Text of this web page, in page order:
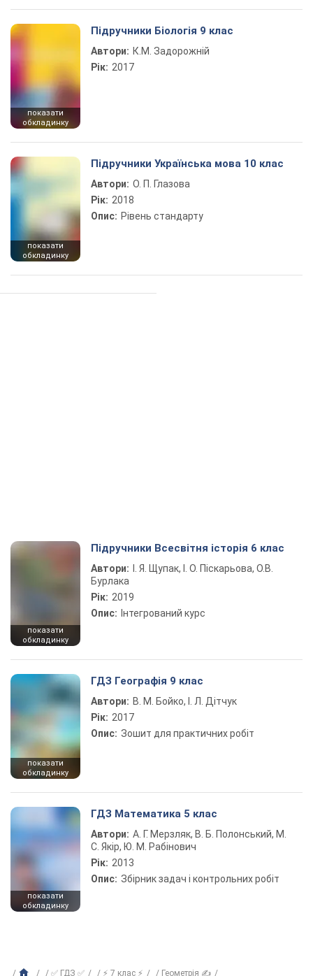
показати
обкладинку
Підручники Біологія 9 клас
Автори: К.М. Задорожній
Рік: 2017
показати
обкладинку
Підручники Українська мова 10 клас
Автори: О. П. Глазова
Рік: 2018
Опис: Рівень стандарту
показати
обкладинку
Підручники Всесвітня історія 6 клас
Автори:
І. Я. Щупак, І. О. Піскарьова, О.В.
Бурлака
Рік: 2019
Опис: Інтегрований курс
показати
обкладинку
ГДЗ Географія 9 клас
Автори: В. М. Бойко, І. Л. Дітчук
Рік: 2017
Опис: Зошит для практичних робіт
показати
обкладинку
ГДЗ Математика 5 клас
Автори: А. Г. Мерзляк, В. Б. Полонський, М.
С. Якір, Ю. М. Рабінович
Рік: 2013
Опис: Збірник задач і контрольних робіт
✅ ГДЗ ✅ ⚡ 7 клас ⚡
Геометрія ✍